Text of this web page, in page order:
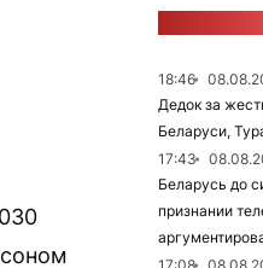
18:46
Дедок за
Беларуси,
17:43
Беларусь до
признании